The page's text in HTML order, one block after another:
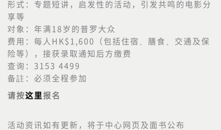
形式：专题短讲，启发性的活动，引发共鸣的电影分
享等
对象：年满18岁的普罗大众
费用：每人HK$1,600（包括住宿、膳食、交通及保
险等），接获录取通知后方缴费
查询：3153 4499
备註：必须全程参加
请按这里报名
活动资讯如有更新，将于中心网页及面书公布